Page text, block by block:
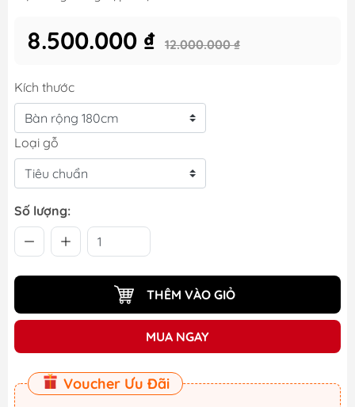
8.500.000 ₫ 12.000.000 ₫
Kích thước
Loại gỗ
Số lượng:
THÊM VÀO GIỎ
MUA NGAY
Voucher Ưu Đãi